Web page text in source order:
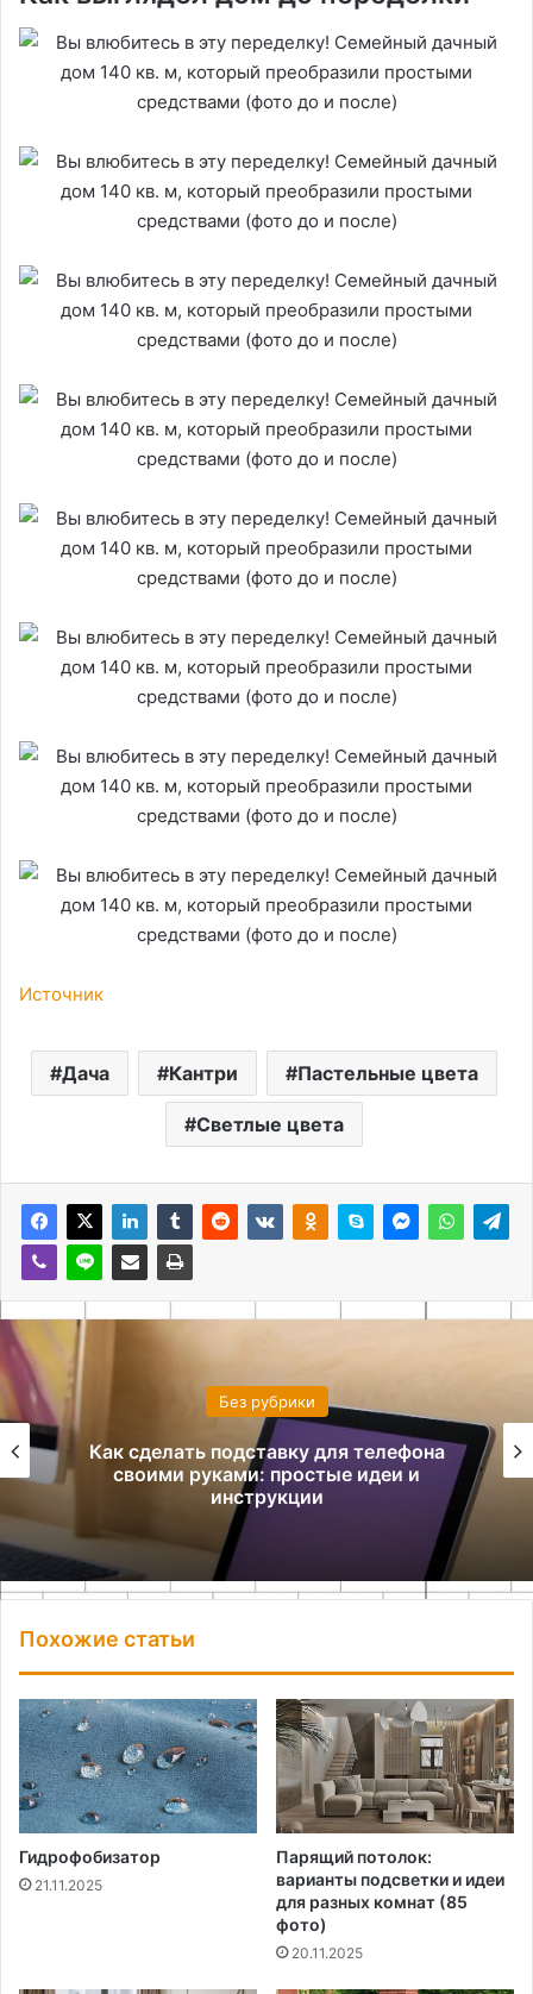
Источник
Дача Кантри Пастельные цвета
Светлые цвета
Без рубрики
Как сделать подставку для телефона
своими руками: простые идеи и
инструкции
Похожие статьи
Гидрофобизатор
21.11.2025
Парящий потолок:
варианты подсветки и идеи
для разных комнат (85
фото)
20.11.2025